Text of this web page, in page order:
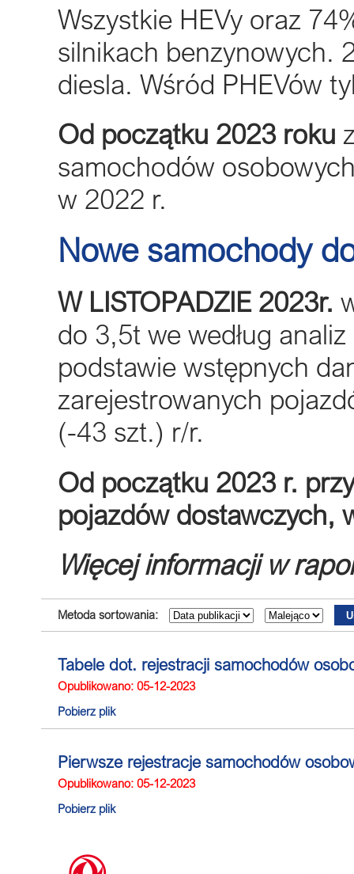
Wszystkie HEVy oraz
silnikach benzynowych.
diesla. Wśród PHEVów
Od początku 2023 roku
samochodów
w 2022 r.
Nowe samochody
W LISTOPADZIE 2023r.
do 3,5t we według
podstawie wstępnych
zarejestrowanych
(-43 szt.) r/r.
Od początku 2023 r.
pojazdów dostawczych,
Więcej informacji w
Metoda sortowania:
Tabele dot. rejestracji samochodów
Opublikowano: 05-12-2023
Pobierz plik
Pierwsze rejestracje samochodów
Opublikowano: 05-12-2023
Pobierz plik